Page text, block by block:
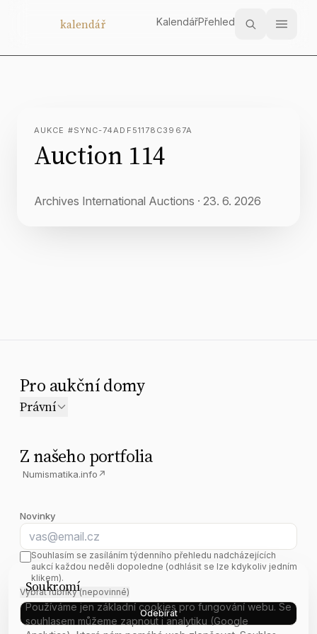
Soukromí
Používáme jen základní cookies pro fungování webu. Se
souhlasem můžeme zapnout i analytiku (Google
kalendář KalendářPřehled
AUKCE #SYNC-74ADF51178C3967A
Auction 114
Archives International Auctions · 23. 6. 2026
Pro aukční domy
Právní
Z našeho portfolia
Numismatika.info ↗
Novinky
E-mail
Souhlasím se zasíláním týdenního přehledu nadcházejících
aukcí každou neděli dopoledne (odhlásit se lze kdykoliv jedním
klikem).
Vybrat rubriky (nepovinné)
Odebírat